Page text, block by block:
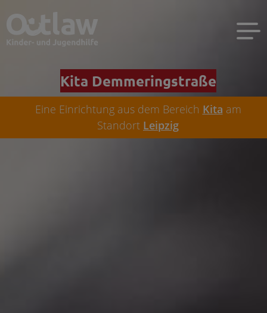
Kita Demmeringstraße
Eine Einrichtung aus dem Bereich Kita am
Standort Leipzig